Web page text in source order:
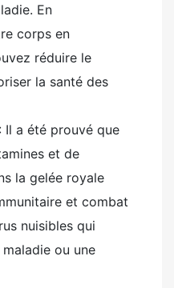
En
corps en
réduire le
la santé des
: Il a été prouvé que
et de
la gelée royale
et combat
nuisibles qui
ou une